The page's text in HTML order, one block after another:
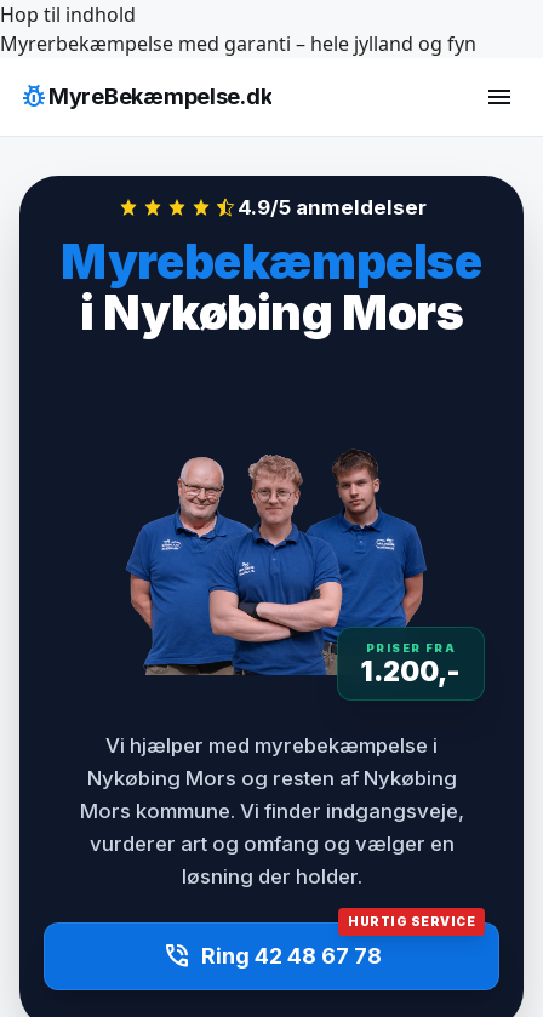
Hop til indhold
Myrerbekæmpelse med garanti – hele jylland og fyn
pest_controlMyreBekæmpelse.dk menu
4.9/5 anmeldelser
Myrebekæmpelse
i Nykøbing Mors
PRISER FRA
1.200,-
Vi hjælper med myrebekæmpelse i
Nykøbing Mors og resten af Nykøbing
Mors kommune. Vi finder indgangsveje,
vurderer art og omfang og vælger en
løsning der holder.
HURTIG SERVICE
phone_in_talk Ring 42 48 67 78